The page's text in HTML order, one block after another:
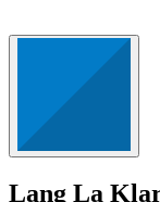
Lang La